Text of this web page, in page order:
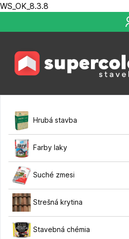
WS_OK_8.3.8
Hrubá stavba
Farby laky
Suché zmesi
Strešná krytina
Stavebná chémia